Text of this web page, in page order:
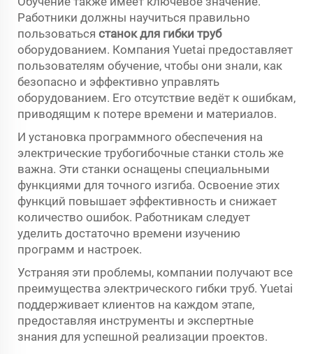
Работники должны научиться правильно
пользоваться станок для гибки труб
оборудованием. Компания Yuetai предоставляет
пользователям обучение, чтобы они знали, как
безопасно и эффективно управлять
оборудованием. Его отсутствие ведёт к ошибкам,
приводящим к потере времени и материалов.
И установка программного обеспечения на
электрические трубогибочные станки столь же
важна. Эти станки оснащены специальными
функциями для точного изгиба. Освоение этих
функций повышает эффективность и снижает
количество ошибок. Работникам следует
уделить достаточно времени изучению
программ и настроек.
Устраняя эти проблемы, компании получают все
преимущества электрического гибки труб. Yuetai
поддерживает клиентов на каждом этапе,
предоставляя инструменты и экспертные
знания для успешной реализации проектов.